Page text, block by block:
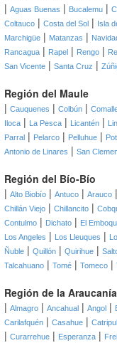
| Aguas Buenas | Bucalemu |
Coltauco | Costa del Sol | Isla
Marchigüe | Matanzas |
Rancagua | Rapel | Rengo |
San Vicente | Santa Cruz |
Región del Maule
| Cauquenes | Colbún |
Iloca | La Pesca | Licantén |
Parral | Pelarco | Pelluhue |
Antonio de Linares | San
Región del Bío-Bío
| Alto Biobío | Antuco | Arauco |
Chillán Viejo | Chillancito |
Contulmo | Dichato | El
Los Angeles | Los Lleuques |
Ñuble | Quillón | Quirihue |
Talcahuano | Tomé | Tomeco |
Región de la Araucanía
| Almagro | Ancahual | Angol |
Carilafquén | Casahue |
| Curarrehue | Esperanza |